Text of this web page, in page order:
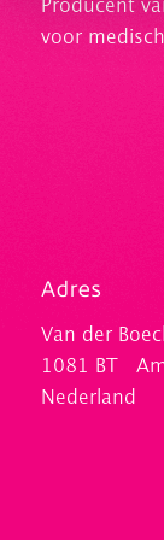
Producent
voor
Adres
Van der
1081 BT
Nederland